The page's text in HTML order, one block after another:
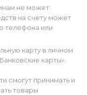
не может
на счету может
телефона или
карту в личном
карты».
смогут принимать и
товары